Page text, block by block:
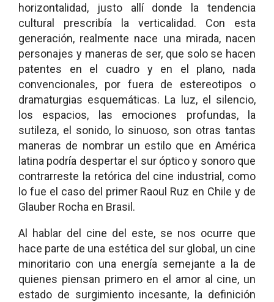
horizontalidad, justo allí donde la tendencia
cultural prescribía la verticalidad. Con esta
generación, realmente nace una mirada, nacen
personajes y maneras de ser, que solo se hacen
patentes en el cuadro y en el plano, nada
convencionales, por fuera de estereotipos o
dramaturgias esquemáticas. La luz, el silencio,
los espacios, las emociones profundas, la
sutileza, el sonido, lo sinuoso, son otras tantas
maneras de nombrar un estilo que en América
latina podría despertar el sur óptico y sonoro que
contrarreste la retórica del cine industrial, como
lo fue el caso del primer Raoul Ruz en Chile y de
Glauber Rocha en Brasil.
Al hablar del cine del este, se nos ocurre que
hace parte de una estética del sur global, un cine
minoritario con una energía semejante a la de
quienes piensan primero en el amor al cine, un
estado de surgimiento incesante, la definición